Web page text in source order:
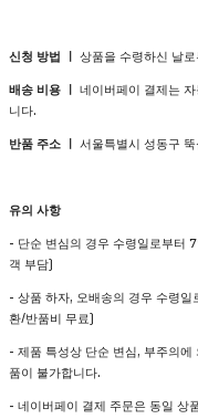
신청 방법 ㅣ 상품을 수령하신 날
배송 비용 ㅣ 네이버페이 결제는
니다.
반품 주소 ㅣ 서울특별시 성동구
유의 사항
- 단순 변심의 경우 수령일로부터
객 부담)
- 상품 하자, 오배송의 경우 수령일
환/반품비 무료)
- 제품 특성상 단순 변심, 부주의
품이 불가합니다.
- 네이버페이 결제 주문은 동일 상